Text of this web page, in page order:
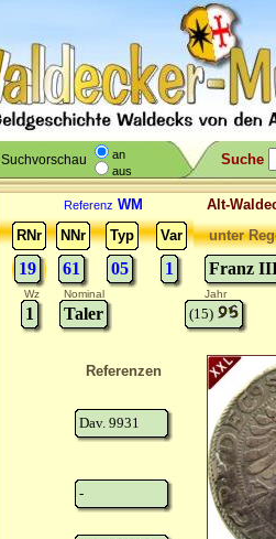
Suchvorschau
an
aus
Suche
Referenz WM
Alt-
RNr
NNr Typ Var
19 61 05 1
unter
Franz
Wz Nominal Jahr
1 Taler (15)
Referenzen
Dav. 9931
-